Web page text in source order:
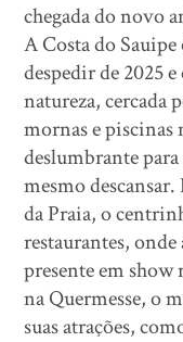
chegada do novo
A Costa do
despedir de 2025
natureza, cercada
mornas e
deslumbrante
mesmo
da Praia, o
restaurantes,
presente em show
na Quermesse, o
suas atrações,